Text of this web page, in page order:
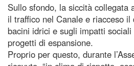
Sullo sfondo, la siccità collegata
il traffico nel Canale e riacceso
bacini idrici e sugli impatti
progetti di espansione.
Proprio per questo, durante